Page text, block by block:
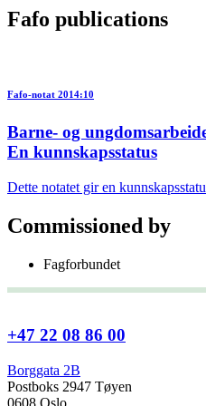
Fafo publications
Fafo-notat 2014:10
Barne- og
En kunnskapsstatus
Dette notatet gir en
Commissioned by
Fagforbundet
+47 22 08 86 00
Borggata 2B
Postboks 2947 Tøyen
0608 Oslo